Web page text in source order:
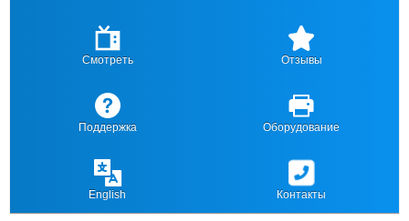
Смотреть Отзывы
Поддержка Оборудование
English Контакты